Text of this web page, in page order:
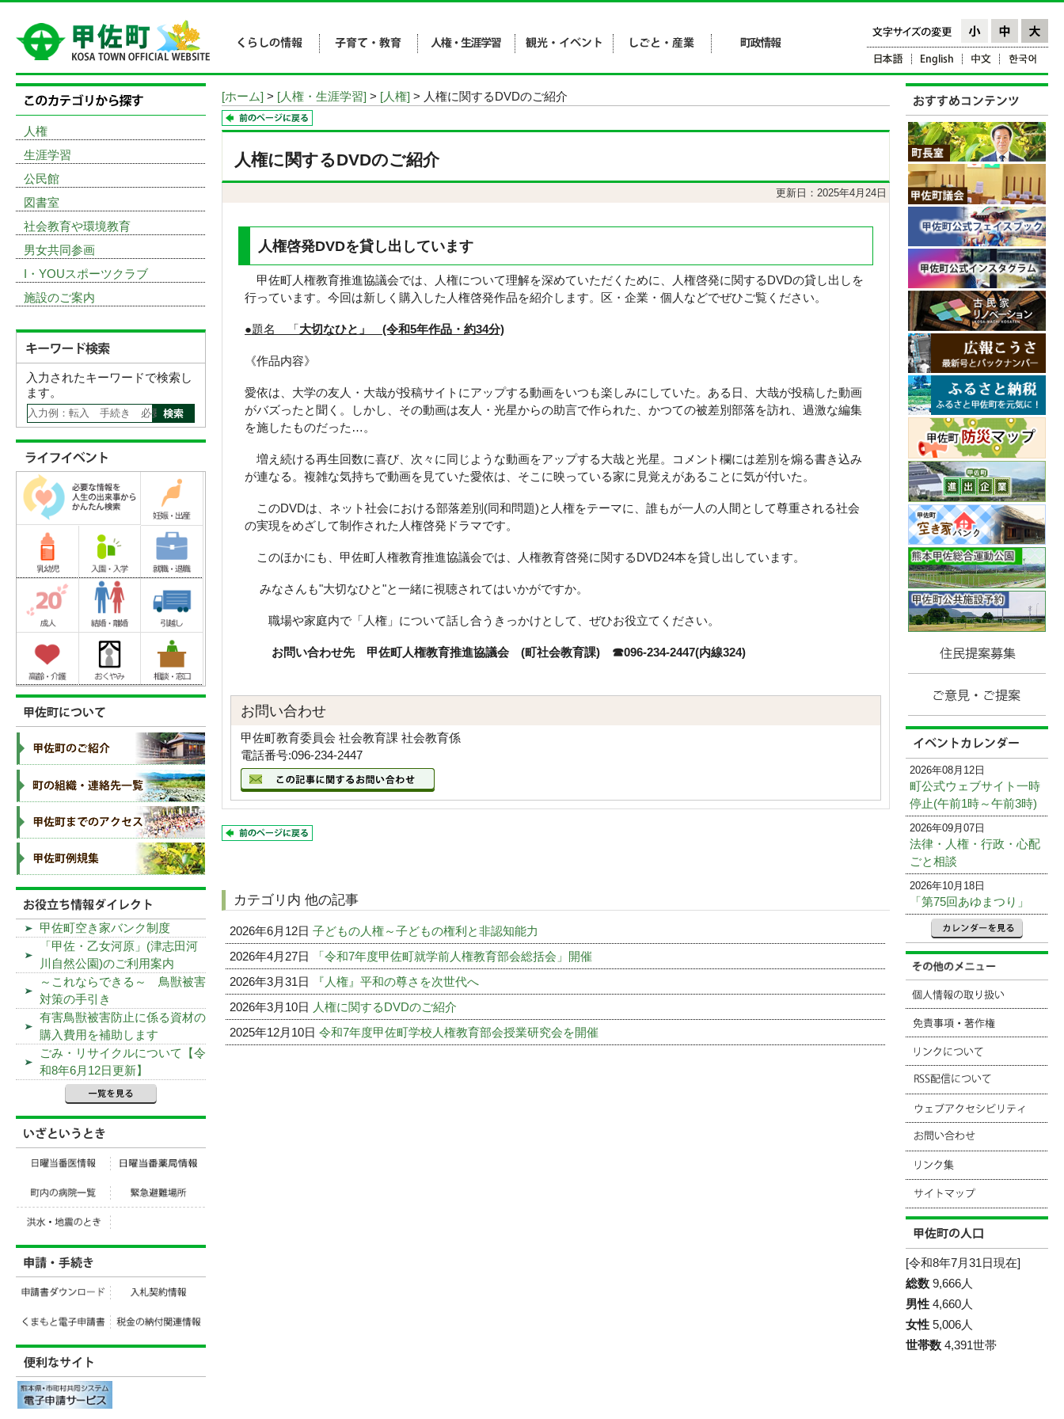
[ホーム] > [人権・生涯学習] > [人権] > 人権に関するDVDのご紹介
人権に関するDVDのご紹介
更新日：2025年4月24日
人権啓発DVDを貸し出しています
甲佐町人権教育推進協議会では、人権について理解を深めていただくために、人権啓発に関するDVDの貸し出しを
行っています。今回は新しく購入した人権啓発作品を紹介します。区・企業・個人などでぜひご覧ください。
●題名 「大切なひと」 (令和5年作品・約34分)
《作品内容》
愛依は、大学の友人・大哉が投稿サイトにアップする動画をいつも楽しみにしていた。ある日、大哉が投稿した動画
がバズったと聞く。しかし、その動画は友人・光星からの助言で作られた、かつての被差別部落を訪れ、過激な編集
を施したものだった…。
増え続ける再生回数に喜び、次々に同じような動画をアップする大哉と光星。コメント欄には差別を煽る書き込み
が連なる。複雑な気持ちで動画を見ていた愛依は、そこに映っている家に見覚えがあることに気が付いた。
このDVDは、ネット社会における部落差別(同和問題)と人権をテーマに、誰もが一人の人間として尊重される社会
の実現をめざして制作された人権啓発ドラマです。
このほかにも、甲佐町人権教育推進協議会では、人権教育啓発に関するDVD24本を貸し出しています。
みなさんも"大切なひと"と一緒に視聴されてはいかがですか。
職場や家庭内で「人権」について話し合うきっかけとして、ぜひお役立てください。
お問い合わせ先 甲佐町人権教育推進協議会 (町社会教育課) ☎096-234-2447(内線324)
お問い合わせ
甲佐町教育委員会 社会教育課 社会教育係
電話番号:096-234-2447
カテゴリ内 他の記事
2026年6月12日 子どもの人権～子どもの権利と非認知能力
2026年4月27日
「令和7年度甲佐町就学前人権教育部会総括会」開催
2026年3月31日
『人権』平和の尊さを次世代へ
2026年3月10日 人権に関するDVDのご紹介
2025年12月10日 令和7年度甲佐町学校人権教育部会授業研究会を開催
2026年08月12日
町公式ウェブサイト一時
停止(午前1時～午前3時)
2026年09月07日
法律・人権・行政・心配
ごと相談
2026年10月18日
「第75回あゆまつり」
[令和8年7月31日現在]
総数 9,666人
男性 4,660人
女性 5,006人
世帯数 4,391世帯
人権
生涯学習
公民館
図書室
社会教育や環境教育
男女共同参画
I・YOUスポーツクラブ
施設のご案内
入力されたキーワードで検索し
ます。
甲佐町空き家バンク制度
「甲佐・乙女河原」(津志田河
川自然公園)のご利用案内
～これならできる～ 鳥獣被害
対策の手引き
有害鳥獣被害防止に係る資材の
購入費用を補助します
ごみ・リサイクルについて【令
和8年6月12日更新】